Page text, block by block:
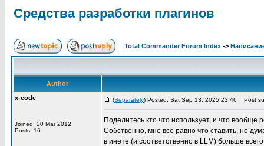
Средства разработки плагинов
Total Commander Forum Index ->
Author
x-code
Joined: 20 Mar 2012
Posts: 16
(Separately) Posted: Sat Sep 13, 2025 23:46 Post
Поделитесь кто что использует, и что вообще
Собственно, мне всё равно что ставить, но
в инете (и соответственно в LLM) больше